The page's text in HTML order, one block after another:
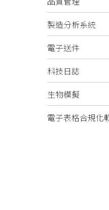
製造分析系統
電子送件
科技日誌
生物模擬
電子表格合規化